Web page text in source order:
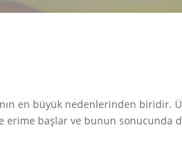
en büyük nedenlerinden biridir.
erime başlar ve bunun